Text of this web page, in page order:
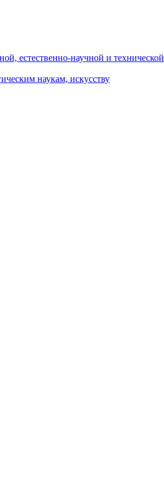
естественно-научной и технической
наукам, искусству